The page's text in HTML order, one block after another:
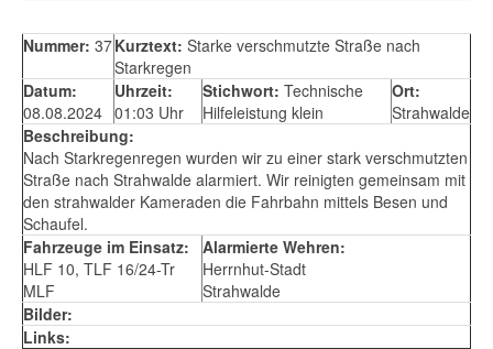
Nummer: 37Kurztext: Starke verschmutzte Straße nach
Starkregen
Datum:
08.08.2024
Uhrzeit:
01:03 Uhr
Stichwort: Technische
Hilfeleistung klein
Ort:
Strahwalde
Beschreibung:
Nach Starkregenregen wurden wir zu einer stark verschmutzten
Straße nach Strahwalde alarmiert. Wir reinigten gemeinsam mit
den strahwalder Kameraden die Fahrbahn mittels Besen und
Schaufel.
Fahrzeuge im Einsatz:
HLF 10, TLF 16/24-Tr
MLF
Alarmierte Wehren:
Herrnhut-Stadt
Strahwalde
Bilder:
Links: